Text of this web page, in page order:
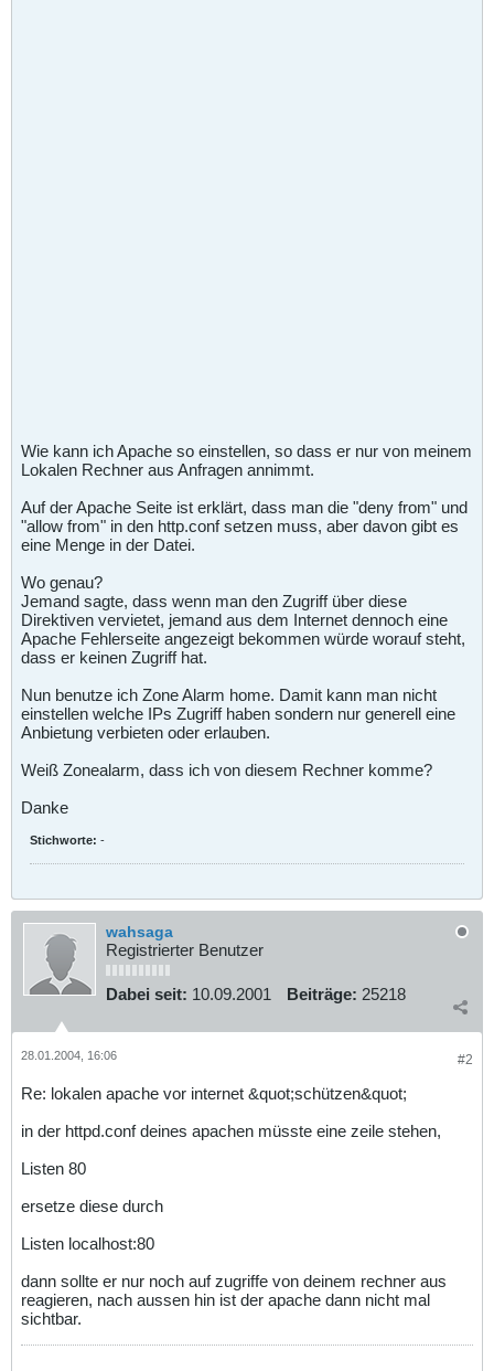
Wie kann ich Apache so einstellen, so dass er nur von meinem
Lokalen Rechner aus Anfragen annimmt.
Auf der Apache Seite ist erklärt, dass man die "deny from" und
"allow from" in den http.conf setzen muss, aber davon gibt es
eine Menge in der Datei.
Wo genau?
Jemand sagte, dass wenn man den Zugriff über diese
Direktiven vervietet, jemand aus dem Internet dennoch eine
Apache Fehlerseite angezeigt bekommen würde worauf steht,
dass er keinen Zugriff hat.
Nun benutze ich Zone Alarm home. Damit kann man nicht
einstellen welche IPs Zugriff haben sondern nur generell eine
Anbietung verbieten oder erlauben.
Weiß Zonealarm, dass ich von diesem Rechner komme?
Danke
Stichworte: -
wahsaga
Registrierter Benutzer
Dabei seit: 10.09.2001 Beiträge: 25218
#2
28.01.2004, 16:06
Re: lokalen apache vor internet &quot;schützen&quot;
in der httpd.conf deines apachen müsste eine zeile stehen,
Listen 80
ersetze diese durch
Listen localhost:80
dann sollte er nur noch auf zugriffe von deinem rechner aus
reagieren, nach aussen hin ist der apache dann nicht mal
sichtbar.